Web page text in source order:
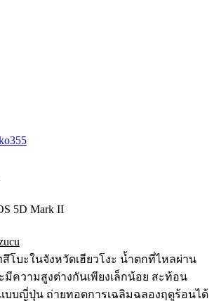
5D Mark II
โบะในจังหวัดเฮียวโงะ น้ำตกที่ไหลผ่าน
มีความสูงต่างกันเพียงเล็กน้อย สะท้อน
บบญี่ปุ่น ถ่ายทอดการเฉลิมฉลองฤดูร้อนได้